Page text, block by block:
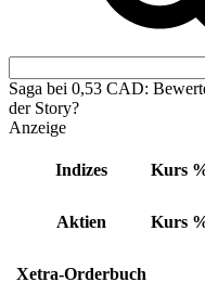
Saga bei 0,53 CAD:
der Story?
Anzeige
Indizes Kurs
Aktien Kurs
Xetra-Orderbuch